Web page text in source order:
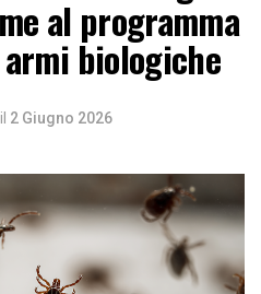
al programma
biologiche
il 2 Giugno 2026